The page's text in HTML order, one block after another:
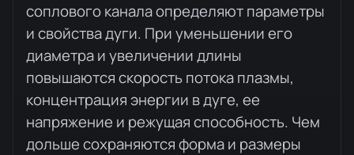
соплового канала определяют параметры
и свойства дуги. При уменьшении его
диаметра и увеличении длины
повышаются скорость потока плазмы,
концентрация энергии в дуге, ее
напряжение и режущая способность. Чем
дольше сохраняются форма и размеры